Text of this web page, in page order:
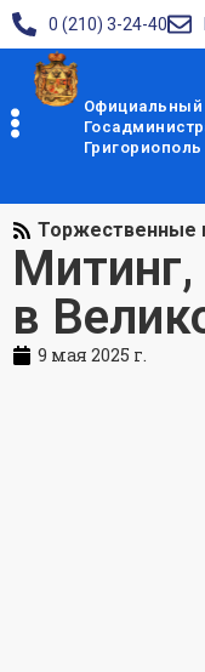
0 (210) 3-24-40
Официальный
Григориополь
Торжественные
в
9 мая 2025 г.